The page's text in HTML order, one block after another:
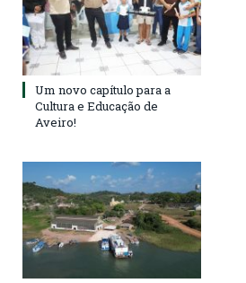
Um novo capítulo para a
Cultura e Educação de
Aveiro!